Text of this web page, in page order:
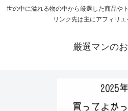
世の中に溢れる物の中から厳選した商品や
リンク先は主にアフィリ
厳選マンの